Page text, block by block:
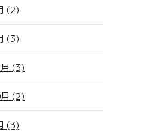
(2)
(3)
(3)
(2)
(3)